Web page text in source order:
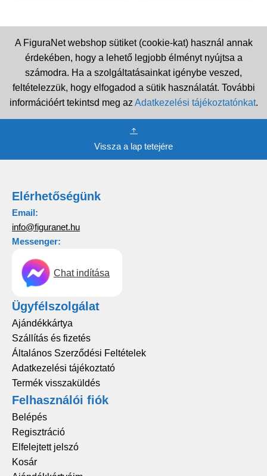
A FiguraNet webshop sütiket (cookie-kat) használ annak
érdekében, hogy a lehető legjobb élményt nyújtsa a
számodra. Ha a szolgáltatásainkat igénybe veszed,
feltételezzük, hogy elfogadod a sütik használatát. További
információért tekintsd meg az Adatkezelési tájékoztatónkat.
Vissza a lap tetejére
Elérhetőségünk
Email:
info@figuranet.hu
Messenger:
Chat indítása
Ügyfélszolgálat
Ajándékkártya
Szállítás és fizetés
Általános Szerződési Feltételek
Adatkezelési tájékoztató
Termék visszaküldés
Felhasználói fiók
Belépés
Regisztráció
Elfelejtett jelszó
Kosár